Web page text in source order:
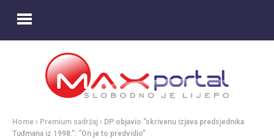
Home Premium sadržaj
DP objavio “skrivenu izjava predsjednika
Tuđmana iz 1998.”: “On je to predvidio”